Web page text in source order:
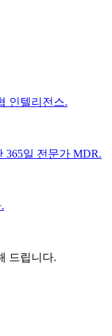
인텔리전스.
365일 전문가 MDR.
드립니다.